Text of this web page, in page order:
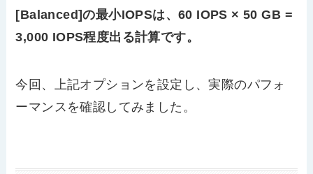
[Balanced]の最小IOPSは、60 IOPS × 50 GB =
3,000 IOPS程度出る計算です。
今回、上記オプションを設定し、実際のパフォ
ーマンスを確認してみました。